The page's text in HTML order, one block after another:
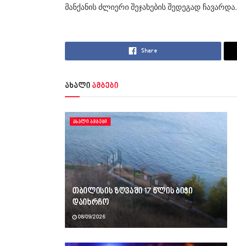
მანქანის ძლიერი შეჯახების შედეგად ჩავარდა.
Share
ახალი ამბები
ᲐᲮᲐᲚᲘ ᲐᲛᲑᲔᲑᲘ
თბილისის ზღვაში 17 წლის ბიჭი
დაიხრჩო
08/09/2026